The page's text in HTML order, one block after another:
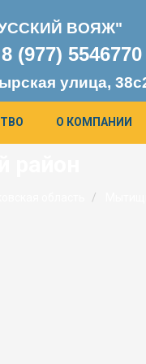
ВОЯЖ"
(977) 5546770
улица,
О КОМПАНИИ